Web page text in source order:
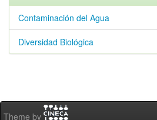
Contaminación del Agua
Diversidad Biológica
Theme by